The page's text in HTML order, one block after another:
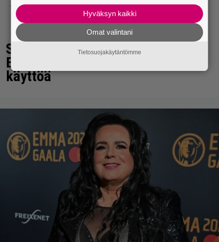
Seiska: Laulaja Frederik lyttäsi
Eput – johan oli taas kielen
käyttöä
Hyväksyn kaikki
Omat valintani
Tietosuojakäytäntömme